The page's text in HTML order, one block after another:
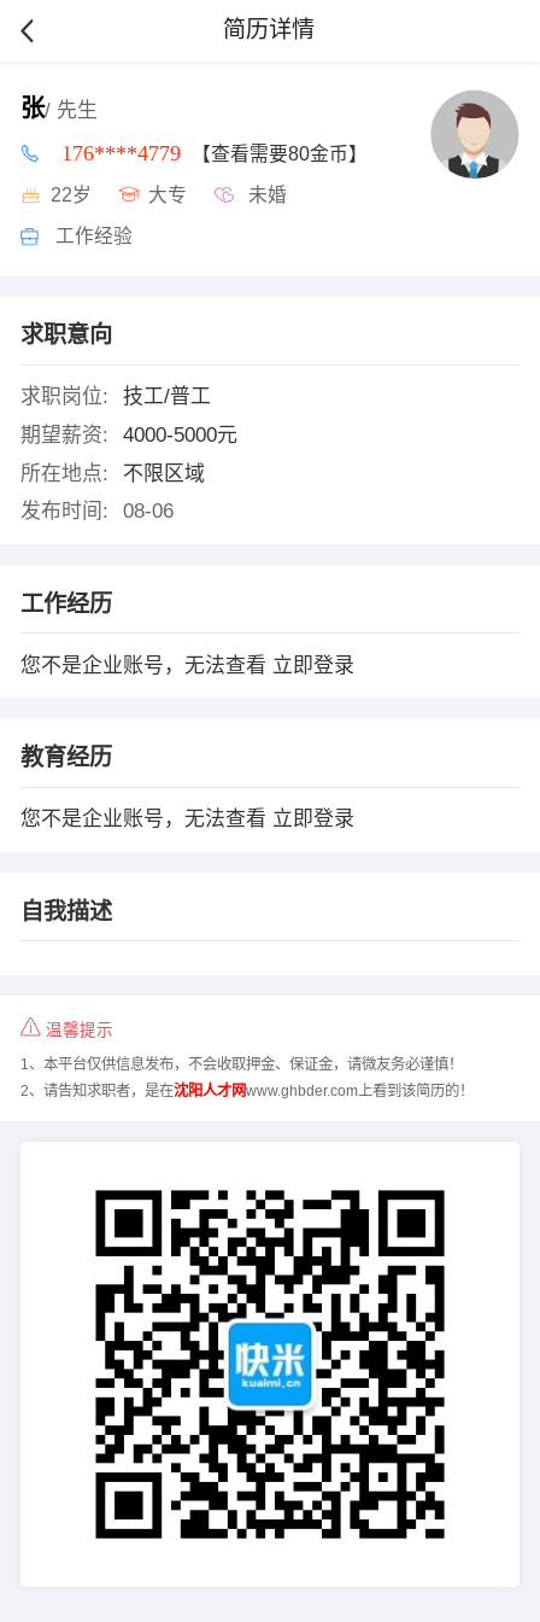
简历详情
张/ 先生
176****4779 【查看需要80金币】
22岁 大专 未婚
工作经验
求职意向
求职岗位:
技工/普工
期望薪资:
4000-5000元
所在地点:
不限区域
发布时间:
08-06
工作经历
您不是企业账号，无法查看 立即登录
教育经历
您不是企业账号，无法查看 立即登录
自我描述
温馨提示
1、本平台仅供信息发布，不会收取押金、保证金，请微友务必谨慎！
2、请告知求职者，是在沈阳人才网www.ghbder.com上看到该简历的！